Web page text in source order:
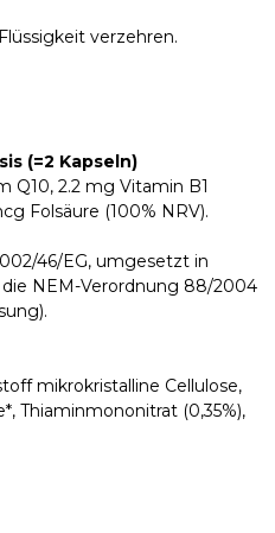
verzehren.
(=2 Kapseln)
Q10, 2.2 mg Vitamin B1
Folsäure (100% NRV).
46/EG, umgesetzt in
NEM-Verordnung 88/2004
mikrokristalline Cellulose,
Thiaminmononitrat (0,35%),